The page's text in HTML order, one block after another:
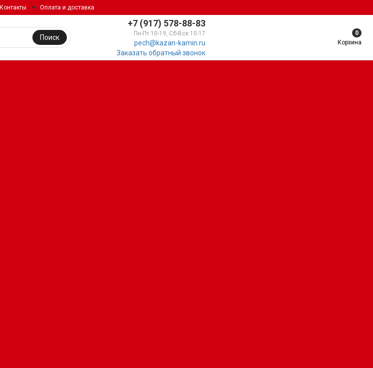
Контакты Оплата и доставка
+7 (917) 578-88-83
Пн-Пт 10-19, Сб-Вск 10-17
pech@kazan-kamin.ru
Заказать обратный звонок
Поиск
0
Корзина